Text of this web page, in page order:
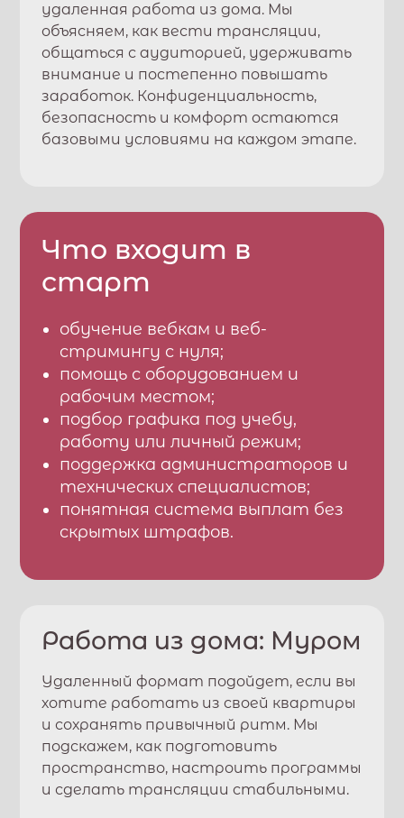
удаленная работа из дома. Мы
объясняем, как вести трансляции,
общаться с аудиторией, удерживать
внимание и постепенно повышать
заработок. Конфиденциальность,
безопасность и комфорт остаются
базовыми условиями на каждом этапе.
Что входит в
старт
обучение вебкам и веб-
стримингу с нуля;
помощь с оборудованием и
рабочим местом;
подбор графика под учебу,
работу или личный режим;
поддержка администраторов и
технических специалистов;
понятная система выплат без
скрытых штрафов.
Работа из дома: Муром
Удаленный формат подойдет, если вы
хотите работать из своей квартиры
и сохранять привычный ритм. Мы
подскажем, как подготовить
пространство, настроить программы
и сделать трансляции стабильными.